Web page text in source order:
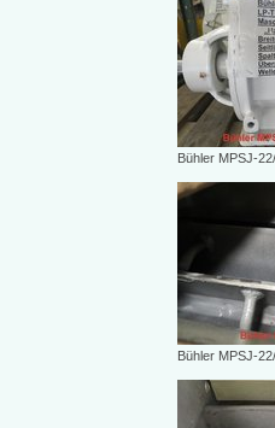
Bühler MPSJ-
Bühler MPSJ-